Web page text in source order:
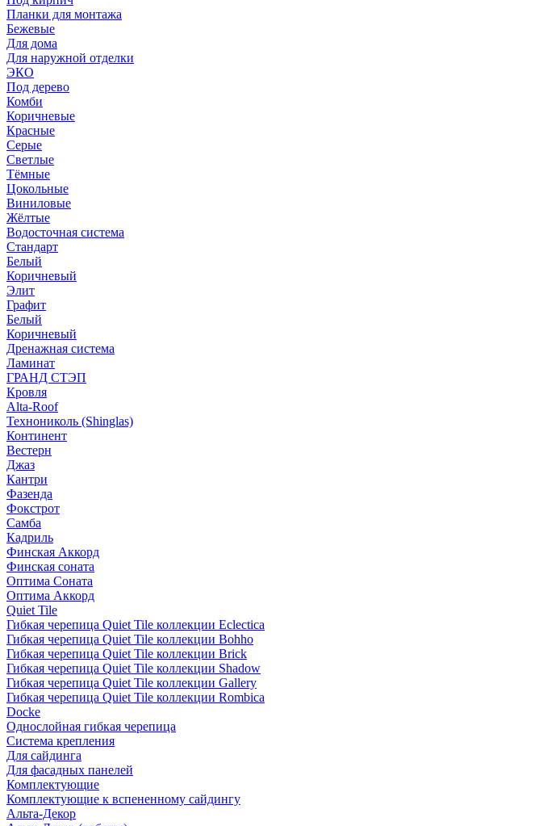
Планки для монтажа
Бежевые
Для дома
Для наружной отделки
ЭКO
Под дерево
Комби
Коричневые
Красные
Серые
Светлые
Тёмные
Цокольные
Виниловые
Жёлтые
Водосточная система
Стандарт
Белый
Коричневый
Элит
Графит
Белый
Коричневый
Дренажная система
Ламинат
ГРАНД СТЭП
Кровля
Alta-Roof
Технониколь (Shinglas)
Континент
Вестерн
Джаз
Кантри
Фазенда
Фокстрот
Самба
Кадриль
Финская Аккорд
Финская соната
Оптима Соната
Оптима Аккорд
Quiet Tile
Гибкая черепица Quiet Tile коллекции Eclectica
Гибкая черепица Quiet Tile коллекции Bohho
Гибкая черепица Quiet Tile коллекции Brick
Гибкая черепица Quiet Tile коллекции Shadow
Гибкая черепица Quiet Tile коллекции Gallery
Гибкая черепица Quiet Tile коллекции Rombica
Docke
Однослойная гибкая черепица
Система крепления
Для сайдинга
Для фасадных панелей
Комплектующие
Комплектующие к вспененному сайдингу
Альта-Декор